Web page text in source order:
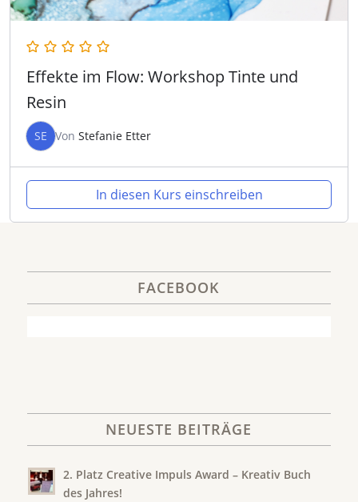
Effekte im Flow: Workshop Tinte und
Resin
SE Von Stefanie Etter
In diesen Kurs einschreiben
FACEBOOK
NEUESTE BEITRÄGE
2. Platz Creative Impuls Award – Kreativ Buch
des Jahres!